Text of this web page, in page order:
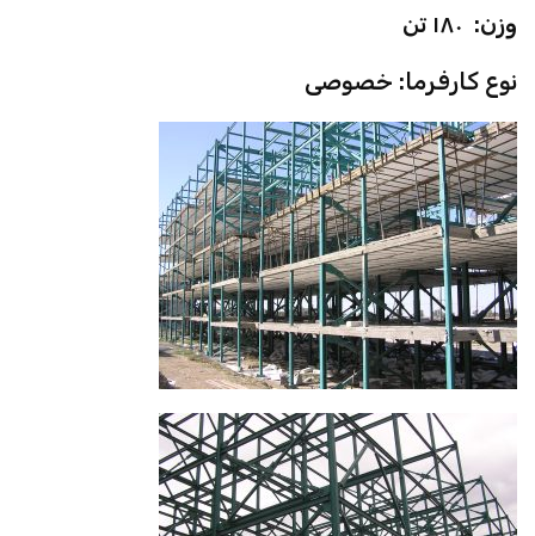
وزن: ۱۸۰ تن
نوع کارفرما: خصوصی